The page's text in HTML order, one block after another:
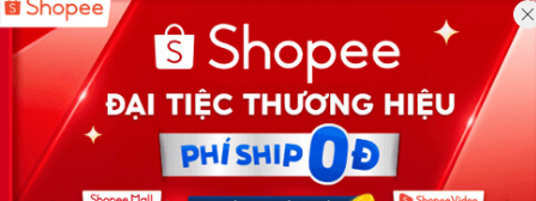
Công ty TNHH Eyeplus Online
Địa chỉ: Số 81, ngõ 68, đường Cầu Giấy, Tổ 05, Phường Quan